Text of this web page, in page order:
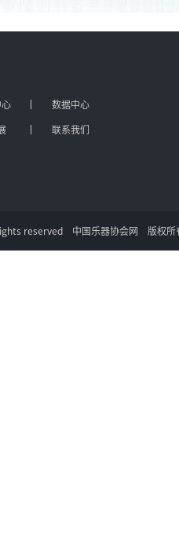
数据中心
联系我们
reserved 中国乐器协会网 版权